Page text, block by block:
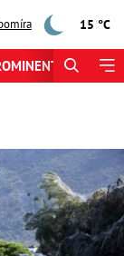
15 °C
ŠPORT